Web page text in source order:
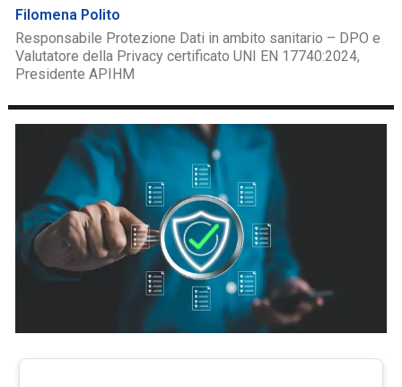
Filomena Polito
Responsabile Protezione Dati in ambito sanitario – DPO e
Valutatore della Privacy certificato UNI EN 17740:2024,
Presidente APIHM